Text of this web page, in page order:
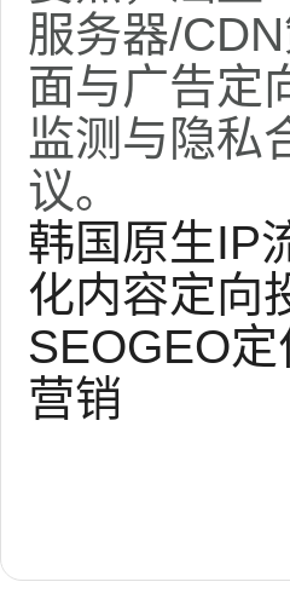
服务器/
面与广告定
监测与隐私
议。
韩国原生IP
化内容定向
SEOGEO定
营销